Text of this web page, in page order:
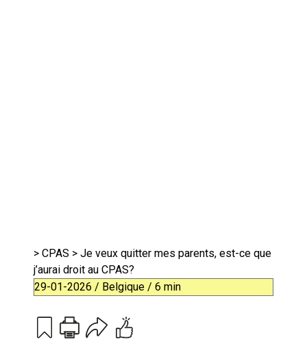
>CPAS > Je veux quitter mes parents, est-ce que
j’aurai droit au CPAS?
29-01-2026 / Belgique / 6 min
PrintEmail